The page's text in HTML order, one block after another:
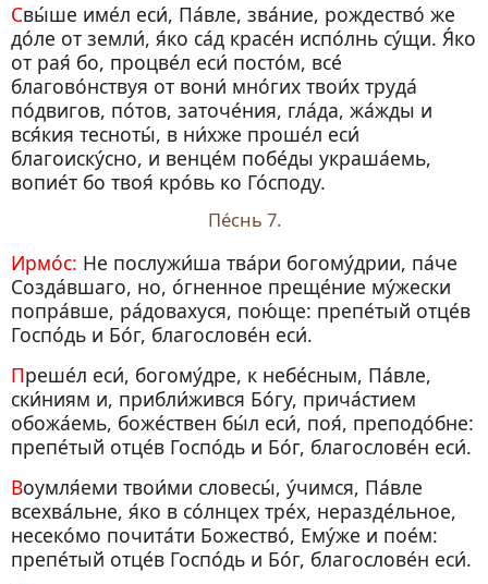
Свы́ше име́л еси́, Па́вле, зва́ние, рождество́ же
до́ле от земли́, я́ко са́д красе́н испо́лнь су́щи. Я́ко
от рая́ бо, процве́л еси́ посто́м, все́
благово́нствуя от вони́ мно́гих твои́х труда́
по́двигов, по́тов, заточе́ния, гла́да, жа́жды и
вся́кия тесноты́, в ни́хже проше́л еси́
благоиску́сно, и венце́м побе́ды украша́емь,
вопие́т бо твоя́ кро́вь ко Го́споду.
Пе́снь 7.
Ирмо́с: Не послужи́ша тва́ри богому́дрии, па́че
Созда́вшаго, но, о́гненное преще́ние му́жески
попра́вше, ра́довахуся, пою́ще: препе́тый отце́в
Госпо́дь и Бо́г, благослове́н еси́.
Преше́л еси́, богому́дре, к небе́сным, Па́вле,
ски́ниям и, прибли́жився Бо́гу, прича́стием
обожа́емь, боже́ствен бы́л еси́, поя́, преподо́бне:
препе́тый отце́в Госпо́дь и Бо́г, благослове́н еси́.
Воумля́еми твои́ми словесы́, у́чимся, Па́вле
всехва́льне, я́ко в со́лнцех тре́х, неразде́льное,
несеко́мо почита́ти Божество́, Ему́же и пое́м:
препе́тый отце́в Госпо́дь и Бо́г, благослове́н еси́.